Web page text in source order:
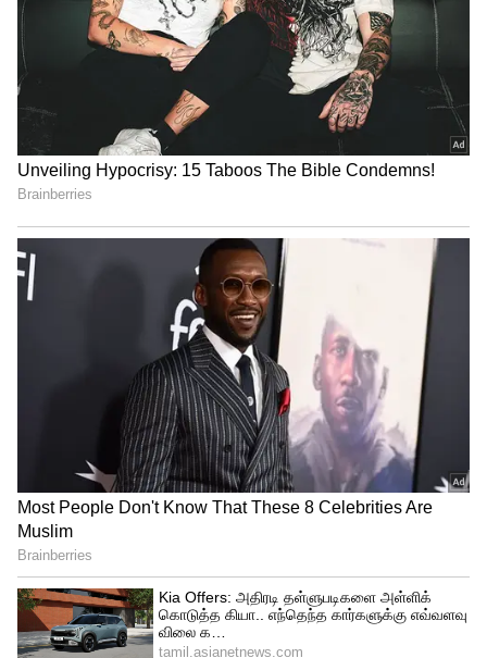
தற்பொழுது விடுதலை திரைப்படத்தின்
இரண்டாம் பாகத்தை பரபரப்பாக நடத்தி
வரும் தமிழ் சினிமாவின் முன்னணி
இயக்குனரான வெற்றிமாறன், தல அஜித்
அவர்களிடம் ஒரு கதையை
கூறியுள்ளதாகவும். தல அஜித் அவர்களுக்கு
அதற்கு ஒப்புக் கொண்டுள்ளதாகவும்
கூறப்படுகிறது. இந்நிலையில் தல அஜிதின்
64வது திரைப்படத்தை வெற்றிமாறன்
இயக்க அதிக வாய்ப்புகள் இருப்பதாக
கூறப்படுகிறது. மேலும் தற்போது
அவருடைய விடுதலை திரைப்படத்தை